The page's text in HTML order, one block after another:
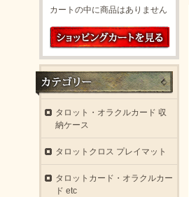
カートの中に商品はありません
タロット・オラクルカード 収
納ケース
タロットクロス プレイマット
タロットカード・オラクルカー
ド etc